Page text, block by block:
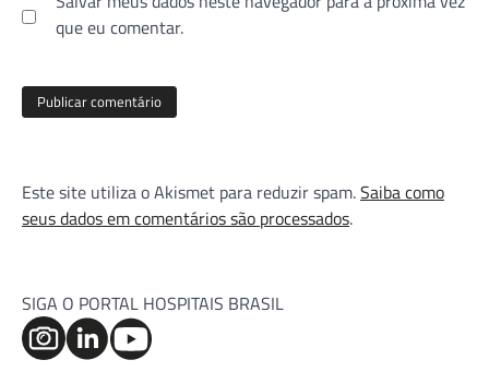
que eu comentar.
Este site utiliza o Akismet para reduzir spam.Saiba como
seus dados em comentários são processados.
SIGA O PORTAL HOSPITAIS BRASIL